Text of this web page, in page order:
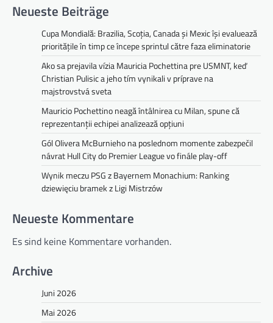
Neueste Beiträge
Cupa Mondială: Brazilia, Scoția, Canada și Mexic își evaluează
prioritățile în timp ce începe sprintul către faza eliminatorie
Ako sa prejavila vízia Mauricia Pochettina pre USMNT, keď
Christian Pulisic a jeho tím vynikali v príprave na
majstrovstvá sveta
Mauricio Pochettino neagă întâlnirea cu Milan, spune că
reprezentanții echipei analizează opțiuni
Gól Olivera McBurnieho na poslednom momente zabezpečil
návrat Hull City do Premier League vo finále play-off
Wynik meczu PSG z Bayernem Monachium: Ranking
dziewięciu bramek z Ligi Mistrzów
Neueste Kommentare
Es sind keine Kommentare vorhanden.
Archive
Juni 2026
Mai 2026